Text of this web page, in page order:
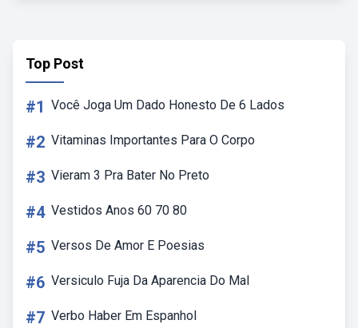
Top Post
#1 Você Joga Um Dado Honesto De 6 Lados
#2 Vitaminas Importantes Para O Corpo
#3 Vieram 3 Pra Bater No Preto
#4 Vestidos Anos 60 70 80
#5 Versos De Amor E Poesias
#6 Versiculo Fuja Da Aparencia Do Mal
#7 Verbo Haber Em Espanhol